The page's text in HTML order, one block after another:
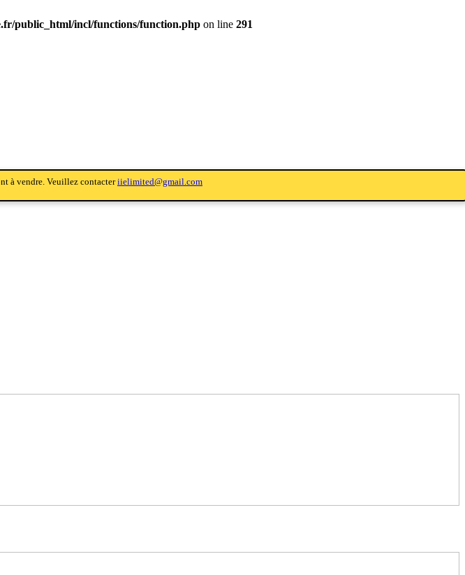
public_html/incl/functions/function.php on line 291
à vendre. Veuillez contacteriielimited@gmail.com